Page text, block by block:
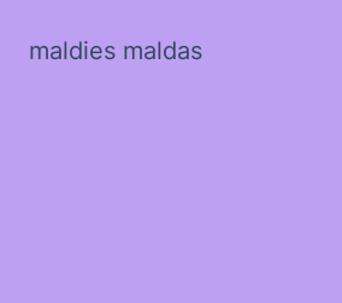
maldies maldas